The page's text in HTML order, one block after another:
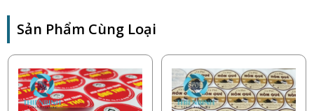
Sản Phẩm Cùng Loại